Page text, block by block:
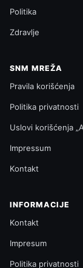
Politika
Zdravlje
SNM MREŽA
Pravila korišćenja
Politika privatnosti
Uslovi korišćenja
Impressum
Kontakt
INFORMACIJE
Kontakt
Impresum
Politika privatnosti